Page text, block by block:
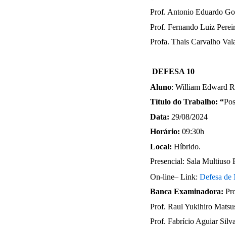
Prof. Antonio Eduardo
Prof. Fernando Luiz
Profa. Thais Carvalho
DEFESA 10
Aluno: William Edward
Título do Trabalho: “
Data: 29/08/2024
Horário: 09:30h
Local: Híbrido.
Presencial: Sala Multiuso
On-line– Link: Defesa de
Banca Examinadora:
Prof. Raul Yukihiro
Prof. Fabrício Aguiar